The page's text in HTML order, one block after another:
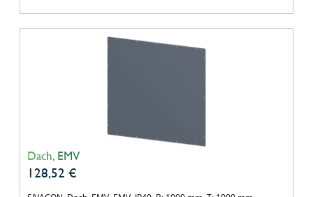
Dach, EMV
128,52 €